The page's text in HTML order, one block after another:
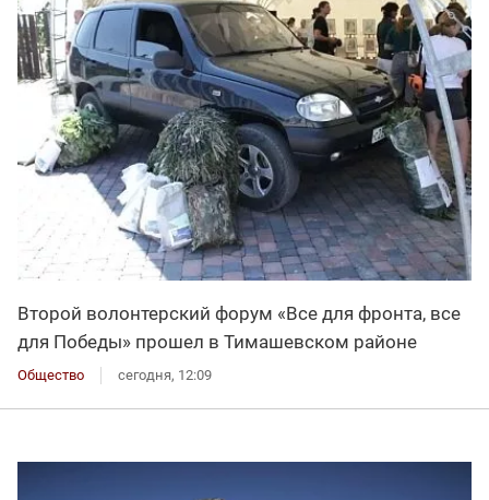
Второй волонтерский форум «Все для фронта, все
для Победы» прошел в Тимашевском районе
Общество сегодня, 12:09